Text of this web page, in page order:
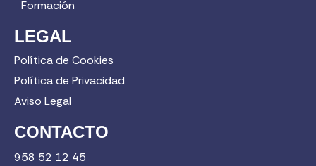
Formación
LEGAL
Política de Cookies
Política de Privacidad
Aviso Legal
CONTACTO
958 52 12 45